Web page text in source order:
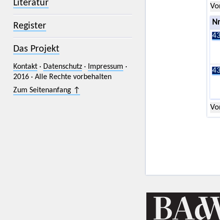
Literatur
Register
Das Projekt
Kontakt· Datenschutz· Impressum ·
2016 · Alle Rechte vorbehalten
Zum Seitenanfang ↑